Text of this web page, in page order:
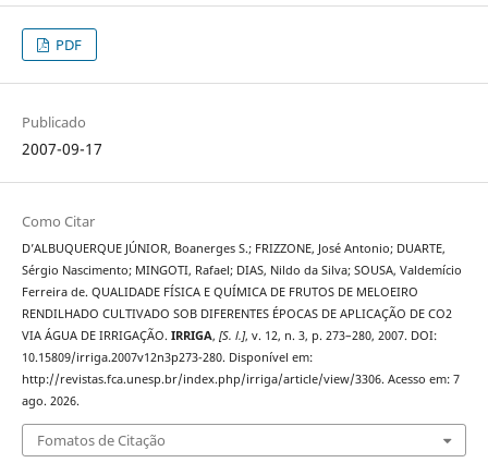
PDF
Publicado
2007-09-17
Como Citar
D’ALBUQUERQUE JÚNIOR, Boanerges S.; FRIZZONE, José Antonio; DUARTE,
Sérgio Nascimento; MINGOTI, Rafael; DIAS, Nildo da Silva; SOUSA, Valdemício
Ferreira de. QUALIDADE FÍSICA E QUÍMICA DE FRUTOS DE MELOEIRO
RENDILHADO CULTIVADO SOB DIFERENTES ÉPOCAS DE APLICAÇÃO DE CO2
VIA ÁGUA DE IRRIGAÇÃO. IRRIGA, [S. l.], v. 12, n. 3, p. 273–280, 2007. DOI:
10.15809/irriga.2007v12n3p273-280. Disponível em:
http://revistas.fca.unesp.br/index.php/irriga/article/view/3306. Acesso em: 7
ago. 2026.
Fomatos de Citação